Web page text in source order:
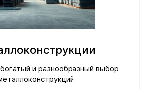
и разнообразный выбор